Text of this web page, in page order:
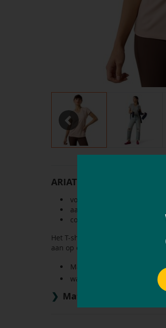
Previous
ARIAT T-shirt Vertical-
voor dagelijks gebruik, vrije
aangenaam licht
comfortabel
Het T-shirt 'Vertical-Logo Tee”
aan op de huid en zorgt voor
Materiaal: 95 % biologisch
wasbaar tot 30 °C
Matentabel